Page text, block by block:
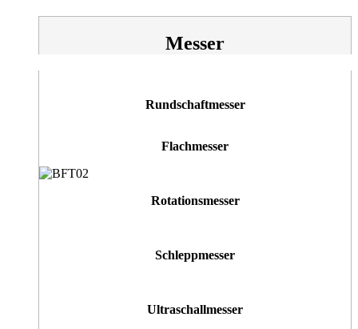
Messer
Rundschaftmesser
Flachmesser
Rotationsmesser
Schleppmesser
Ultraschallmesser